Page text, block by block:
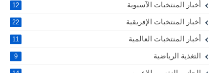
أخبار المنتخبات الآسيوية 12
أخبار المنتخبات الإفريقية 22
أخبار المنتخبات العالمية 11
التغذية الرياضية 9